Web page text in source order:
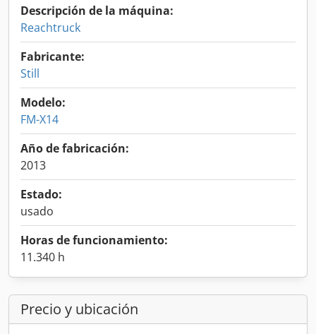
Descripción de la máquina:
Reachtruck
Fabricante:
Still
Modelo:
FM-X14
Año de fabricación:
2013
Estado:
usado
Horas de funcionamiento:
11.340 h
Precio y ubicación